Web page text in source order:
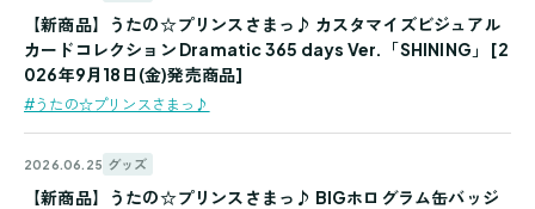
#うたの☆プリンスさまっ♪
【新商品】うたの☆プリンスさまっ♪ カスタマイズビジュアル
カードコレクション Dramatic 365 days Ver.「SHINING」 [2
026年9月18日(金)発売商品]
2026.06.25 グッズ
【新商品】うたの☆プリンスさまっ♪ BIGホログラム缶バッジ